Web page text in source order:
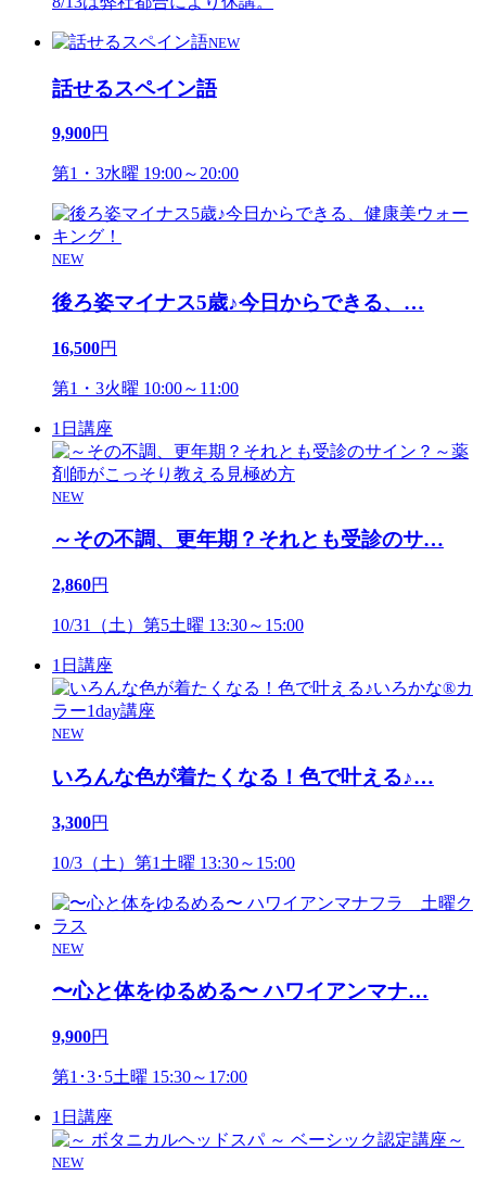
NEW
話せるスペイン語
9,900円
第1・3水曜 19:00～20:00
NEW
後ろ姿マイナス5歳♪今日からできる、 …
16,500円
第1・3火曜 10:00～11:00
1日講座
NEW
～その不調、更年期？それとも受診のサ…
2,860円
10/31（土）第5土曜 13:30～15:00
1日講座
NEW
いろんな色が着たくなる！色で叶える♪…
3,300円
10/3（土）第1土曜 13:30～15:00
NEW
〜心と体をゆるめる〜 ハワイアンマナ…
9,900円
第1･3･5土曜 15:30～17:00
1日講座
NEW